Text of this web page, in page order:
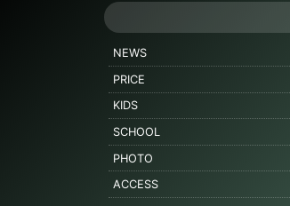
NEWS
PRICE
KIDS
SCHOOL
PHOTO
ACCESS